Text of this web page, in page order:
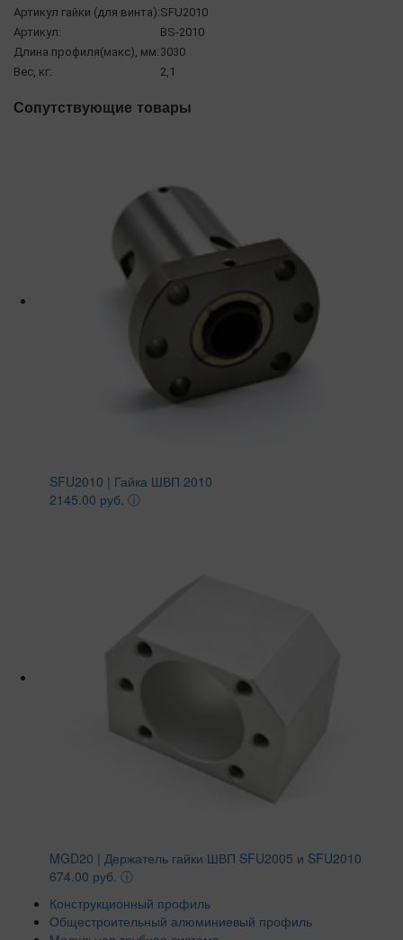
Артикул гайки (для винта):SFU2010
Артикул:
BS-2010
Длина профиля(макс), мм: 3030
Вес, кг:
2,1
Сопутствующие товары
SFU2010 | Гайка ШВП 2010
2145.00 руб. ⓘ
MGD20 | Держатель гайки ШВП SFU2005 и SFU2010
674.00 руб. ⓘ
Конструкционный профиль
Общестроительный алюминиевый профиль